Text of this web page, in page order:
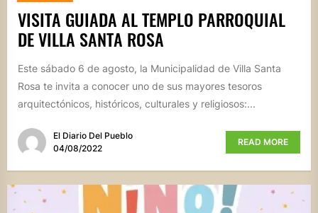
VISITA GUIADA AL TEMPLO PARROQUIAL
DE VILLA SANTA ROSA
Este sábado 6 de agosto, la Municipalidad de Villa Santa
Rosa te invita a conocer uno de sus mayores tesoros
arquitectónicos, históricos, culturales y religiosos:...
El Diario Del Pueblo
04/08/2022
READ MORE